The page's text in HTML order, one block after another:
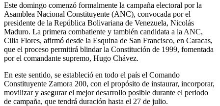
Este domingo comenzó formalmente la campaña electoral por la
Asamblea Nacional Constituyente (ANC), convocada por el
presidente de la República Bolivariana de Venezuela, Nicolás
Maduro. La primera combatiente y también candidata a la ANC,
Cilia Flores, afirmó desde la Esquina de San Francisco, en Caracas,
que el proceso permitirá blindar la Constitución de 1999, fomentada
por el comandante supremo, Hugo Chávez.
En este sentido, se estableció en todo el país el Comando
Constituyente Zamora 200, con el propósito de instaurar, incorporar,
movilizar y asegurar el mejor desarrollo posible durante el periodo
de campaña, que tendrá duración hasta el 27 de julio.